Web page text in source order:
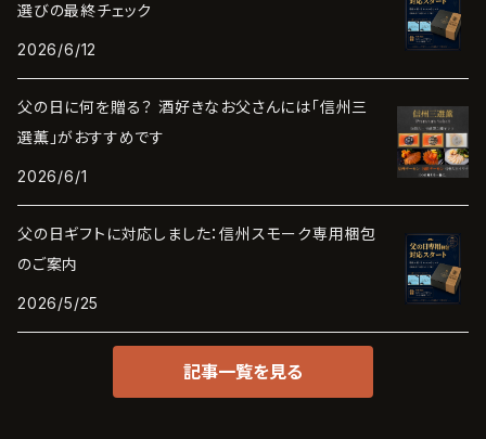
選びの最終チェック
2026/6/12
父の日に何を贈る？ 酒好きなお父さんには「信州三
選薫」がおすすめです
2026/6/1
父の日ギフトに対応しました：信州スモーク専用梱包
のご案内
2026/5/25
記事一覧を見る